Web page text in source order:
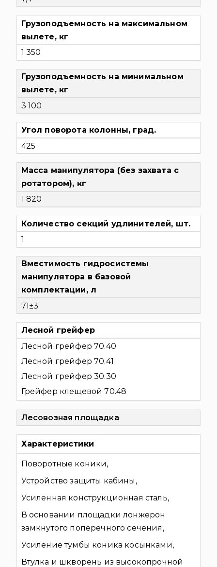
Грузоподъемность на максимальном
вылете, кг
1 350
Грузоподъемность на минимальном
вылете, кг
3 100
Угол поворота колонны, град.
425
Масса манипулятора (без захвата с
ротатором), кг
1 820
Количество секций удлинителей, шт.
1
Вместимость гидросистемы
манипулятора в базовой
комплектации, л
71±3
Лесной грейфер
Лесной грейфер 70.40
Лесной грейфер 70.41
Лесной грейфер 30.30
Грейфер клещевой 70.48
Лесовозная площадка
Характеристики
Поворотные коники,
Устройство защиты кабины,
Усиленная конструкционная сталь,
В основании площадки лонжерон
замкнутого поперечного сечения,
Усиление тумбы коника косынками,
Втулка и шкворень из высокопрочной